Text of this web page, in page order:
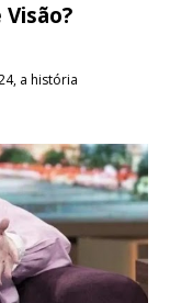
a história